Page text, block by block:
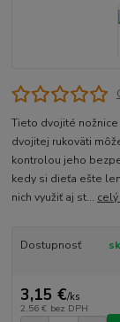
Tieto dvojité
dvojitej rukoväti
kontrolou jeho
kedy si dieťa ešte
nich využiť aj st...
Dostupnosť
3,15 €/ks
2,56 € bez DPH